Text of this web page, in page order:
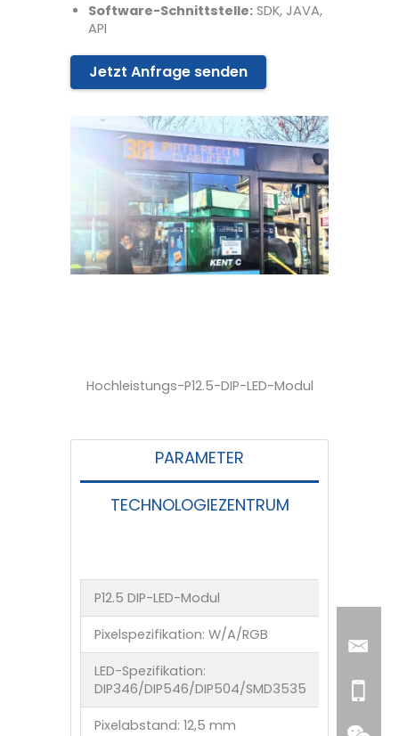
Software-Schnittstelle: SDK, JAVA,
API
Jetzt Anfrage senden
Hochleistungs-P12.5-DIP-LED-Modul
PARAMETER
TECHNOLOGIEZENTRUM
P12.5 DIP-LED-Modul
Pixelspezifikation: W/A/RGB
LED-Spezifikation:
DIP346/DIP546/DIP504/SMD3535
Pixelabstand: 12,5 mm